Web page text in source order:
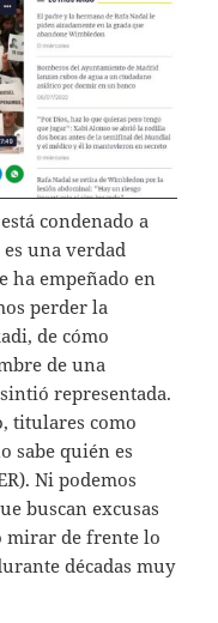
condenado a
una verdad
ha empeñado en
perder la
de cómo
de una
representada.
titulares como
sabe quién es
Ni podemos
buscan excusas
mirar de frente lo
décadas muy